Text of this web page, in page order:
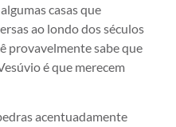
casas que
ao londo dos séculos
provavelmente sabe que
é que merecem
acentuadamente